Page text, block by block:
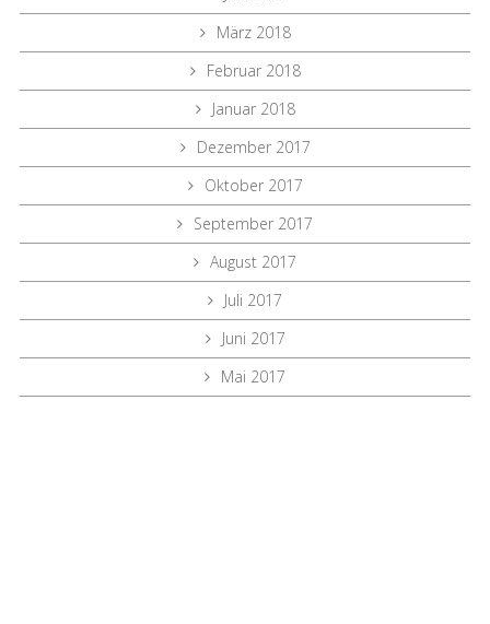
März 2018
Februar 2018
Januar 2018
Dezember 2017
Oktober 2017
September 2017
August 2017
Juli 2017
Juni 2017
Mai 2017